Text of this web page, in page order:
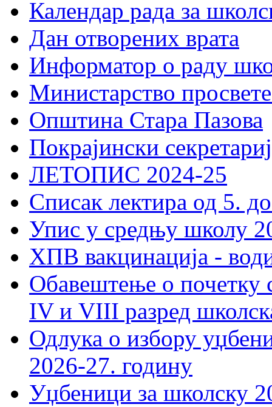
Календар рада за
Дан отворених врата
Информатор о раду
Министарство
Општина Стара Пазова
Покрајински
ЛЕТОПИС 2024-25
Списак лектира од 5.
Упис у средњу школу
ХПВ вакцинација -
Обавештење о почетку
IV и VIII разред
Одлука о избору
2026-27. годину
Уџбеници за школску